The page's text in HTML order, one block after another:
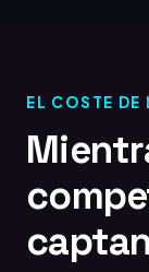
EL COSTE